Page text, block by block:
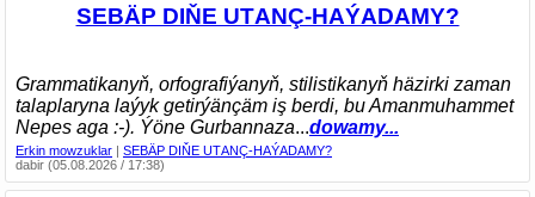
SEBÄP DIŇE UTАNÇ-HАÝADАMY?
Grammatikanyň, orfografiýanyň, stilistikanyň häzirki zaman
talaplaryna laýyk getirýänçäm iş berdi, bu Amanmuhammet
Nepes aga :-). Ýöne Gurbannaza...dowamy...
Erkin mowzuklar | SEBÄP DIŇE UTАNÇ-HАÝADАMY?
dabir (05.08.2026 / 17:38)